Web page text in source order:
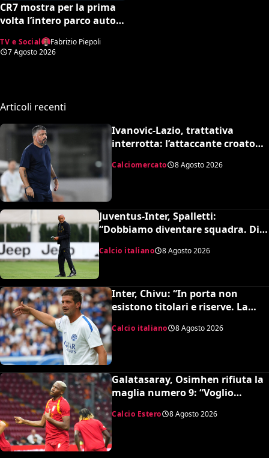
CR7 mostra per la prima
volta l’intero parco auto
esperti stimano il valore
complessivo ed è da urlo
TV e Social
Fabrizio Piepoli
7 Agosto 2026
Articoli recenti
Ivanovic-Lazio, trattativa
interrotta: l’attaccante croato
Calciomercato 8 Agosto 2026
Juventus-Inter, Spalletti:
“Dobbiamo diventare squadra. Di
Gregorio? Cose che possono
capitare”
Calcio italiano 8 Agosto 2026
Inter, Chivu: “In porta non
esistono titolari e riserve. La
Calcio italiano 8 Agosto 2026
Galatasaray, Osimhen rifiuta la
maglia numero 9: “Voglio
Calcio Estero 8 Agosto 2026